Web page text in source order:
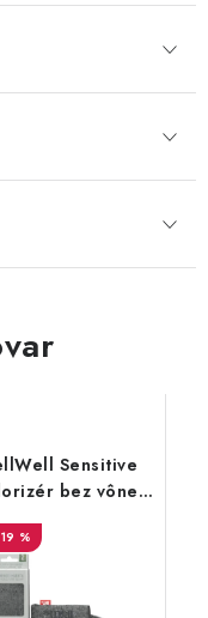
Sensitive
bez vône -
Grey
19 %